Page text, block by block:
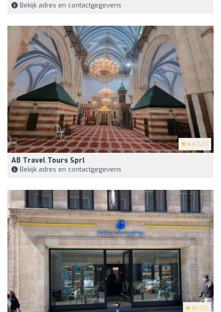
Bekijk adres en contactgegevens
4.4 (125)
AB Travel Tours Sprl
Bekijk adres en contactgegevens
4.1 (16)